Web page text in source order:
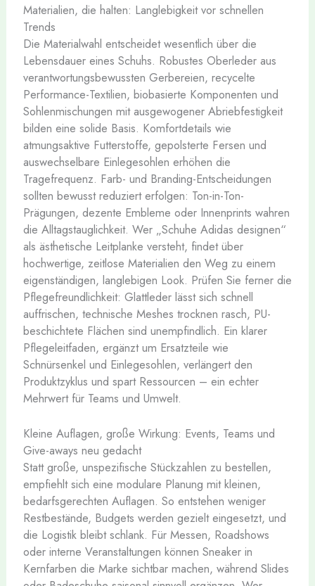
Materialien, die halten: Langlebigkeit vor schnellen
Trends
Die Materialwahl entscheidet wesentlich über die
Lebensdauer eines Schuhs. Robustes Oberleder aus
verantwortungsbewussten Gerbereien, recycelte
Performance-Textilien, biobasierte Komponenten und
Sohlenmischungen mit ausgewogener Abriebfestigkeit
bilden eine solide Basis. Komfortdetails wie
atmungsaktive Futterstoffe, gepolsterte Fersen und
auswechselbare Einlegesohlen erhöhen die
Tragefrequenz. Farb- und Branding-Entscheidungen
sollten bewusst reduziert erfolgen: Ton-in-Ton-
Prägungen, dezente Embleme oder Innenprints wahren
die Alltagstauglichkeit. Wer „Schuhe Adidas designen“
als ästhetische Leitplanke versteht, findet über
hochwertige, zeitlose Materialien den Weg zu einem
eigenständigen, langlebigen Look. Prüfen Sie ferner die
Pflegefreundlichkeit: Glattleder lässt sich schnell
auffrischen, technische Meshes trocknen rasch, PU-
beschichtete Flächen sind unempfindlich. Ein klarer
Pflegeleitfaden, ergänzt um Ersatzteile wie
Schnürsenkel und Einlegesohlen, verlängert den
Produktzyklus und spart Ressourcen – ein echter
Mehrwert für Teams und Umwelt.
Kleine Auflagen, große Wirkung: Events, Teams und
Give-aways neu gedacht
Statt große, unspezifische Stückzahlen zu bestellen,
empfiehlt sich eine modulare Planung mit kleinen,
bedarfsgerechten Auflagen. So entstehen weniger
Restbestände, Budgets werden gezielt eingesetzt, und
die Logistik bleibt schlank. Für Messen, Roadshows
oder interne Veranstaltungen können Sneaker in
Kernfarben die Marke sichtbar machen, während Slides